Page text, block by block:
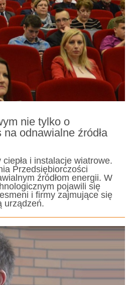
nie tylko o
odnawialne źródła
i instalacje wiatrowe.
Przedsiębiorczości
źródłom energii. W
pojawili się
i firmy zajmujące się
urządzeń.